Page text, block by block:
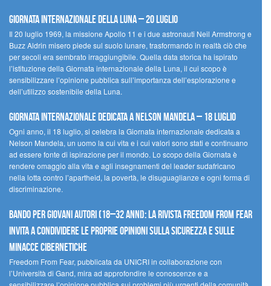
Giornata Internazionale della Luna – 20 luglio
Il 20 luglio 1969, la missione Apollo 11 e i due astronauti Neil Armstrong e
Buzz Aldrin misero piede sul suolo lunare, trasformando in realtà ciò che
per secoli era sembrato irraggiungibile. Quella data storica ha ispirato
l’istituzione della Giornata internazionale della Luna, il cui scopo è
sensibilizzare l’opinione pubblica sull’importanza dell’esplorazione e
dell’utilizzo sostenibile della Luna.
Giornata internazionale dedicata a Nelson Mandela – 18 luglio
Ogni anno, il 18 luglio, si celebra la Giornata internazionale dedicata a
Nelson Mandela, un uomo la cui vita e i cui valori sono stati e continuano
ad essere fonte di ispirazione per il mondo. Lo scopo della Giornata è
rendere omaggio alla vita e agli insegnamenti del leader sudafricano
nella lotta contro l’apartheid, la povertà, le disuguaglianze e ogni forma di
discriminazione.
Bando per giovani autori (18–32 anni): la Rivista Freedom From Fear
invita a condividere le proprie opinioni sulla sicurezza e sulle
minacce cibernetiche
Freedom From Fear, pubblicata da UNICRI in collaborazione con
l’Università di Gand, mira ad approfondire le conoscenze e a